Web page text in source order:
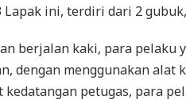
ini, terdiri dari 2
berjalan kaki, para pelaku
dengan menggunakan alat
petugas, para